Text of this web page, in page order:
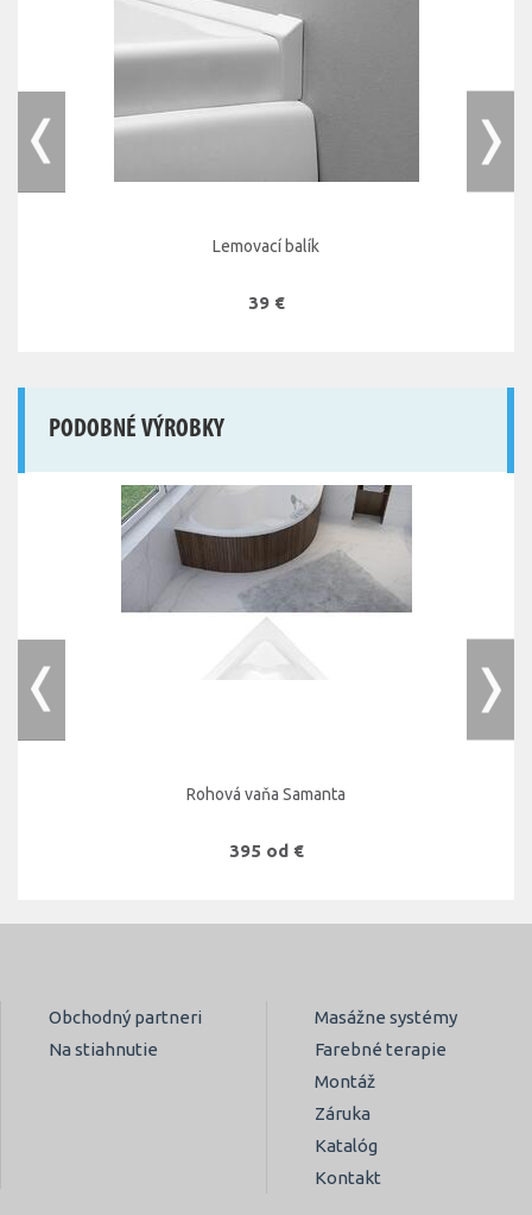
Lemovací balík
39 €
PODOBNÉ VÝROBKY
Rohová vaňa Samanta
395 od €
Obchodný partneri
Na stiahnutie
Masážne systémy
Farebné terapie
Montáž
Záruka
Katalóg
Kontakt